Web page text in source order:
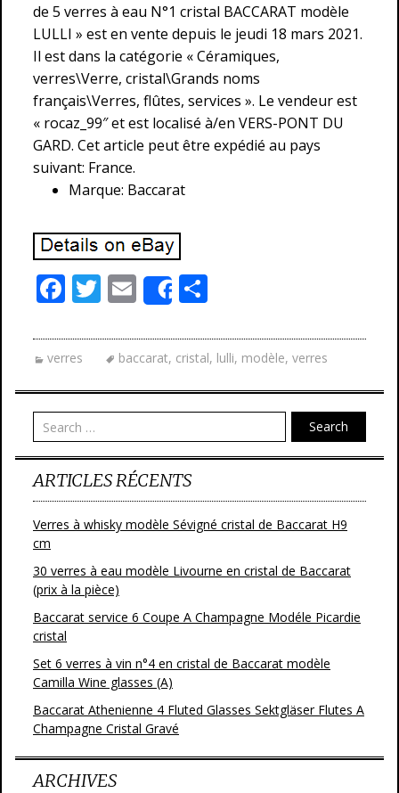
de 5 verres à eau N°1 cristal BACCARAT modèle
LULLI » est en vente depuis le jeudi 18 mars 2021.
Il est dans la catégorie « Céramiques,
verres\Verre, cristal\Grands noms
français\Verres, flûtes, services ». Le vendeur est
« rocaz_99″ et est localisé à/en VERS-PONT DU
GARD. Cet article peut être expédié au pays
suivant: France.
Marque: Baccarat
F
e
b
o
o
k
T
itt
er
E
m
ai
l
Share
ta
g
er
verres baccarat, cristal, lulli, modèle, verres
Search
ARTICLES RÉCENTS
Verres à whisky modèle Sévigné cristal de Baccarat H9
cm
30 verres à eau modèle Livourne en cristal de Baccarat
(prix à la pièce)
Baccarat service 6 Coupe A Champagne Modéle Picardie
cristal
Set 6 verres à vin n°4 en cristal de Baccarat modèle
Camilla Wine glasses (A)
Baccarat Athenienne 4 Fluted Glasses Sektgläser Flutes A
Champagne Cristal Gravé
ARCHIVES